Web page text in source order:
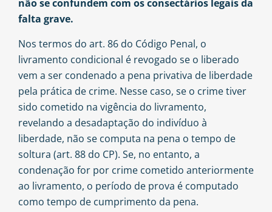
não se confundem com os consectários legais da
falta grave.
Nos termos do art. 86 do Código Penal, o
livramento condicional é revogado se o liberado
vem a ser condenado a pena privativa de liberdade
pela prática de crime. Nesse caso, se o crime tiver
sido cometido na vigência do livramento,
revelando a desadaptação do indivíduo à
liberdade, não se computa na pena o tempo de
soltura (art. 88 do CP). Se, no entanto, a
condenação for por crime cometido anteriormente
ao livramento, o período de prova é computado
como tempo de cumprimento da pena.